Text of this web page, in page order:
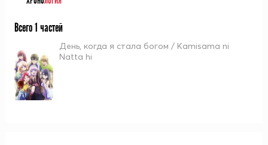
Всего 1 частей
День, когда я стала богом / Kamisama ni
Natta hi